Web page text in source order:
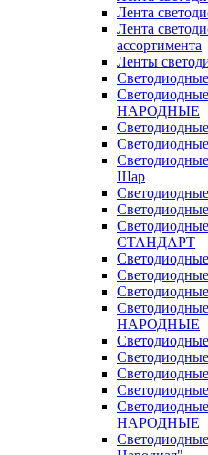
Лента
Лента
ассортимента
Ленты
НАРОДНЫЕ
Шар
СТАНДАРТ
НАРОДНЫЕ
НАРОДНЫЕ